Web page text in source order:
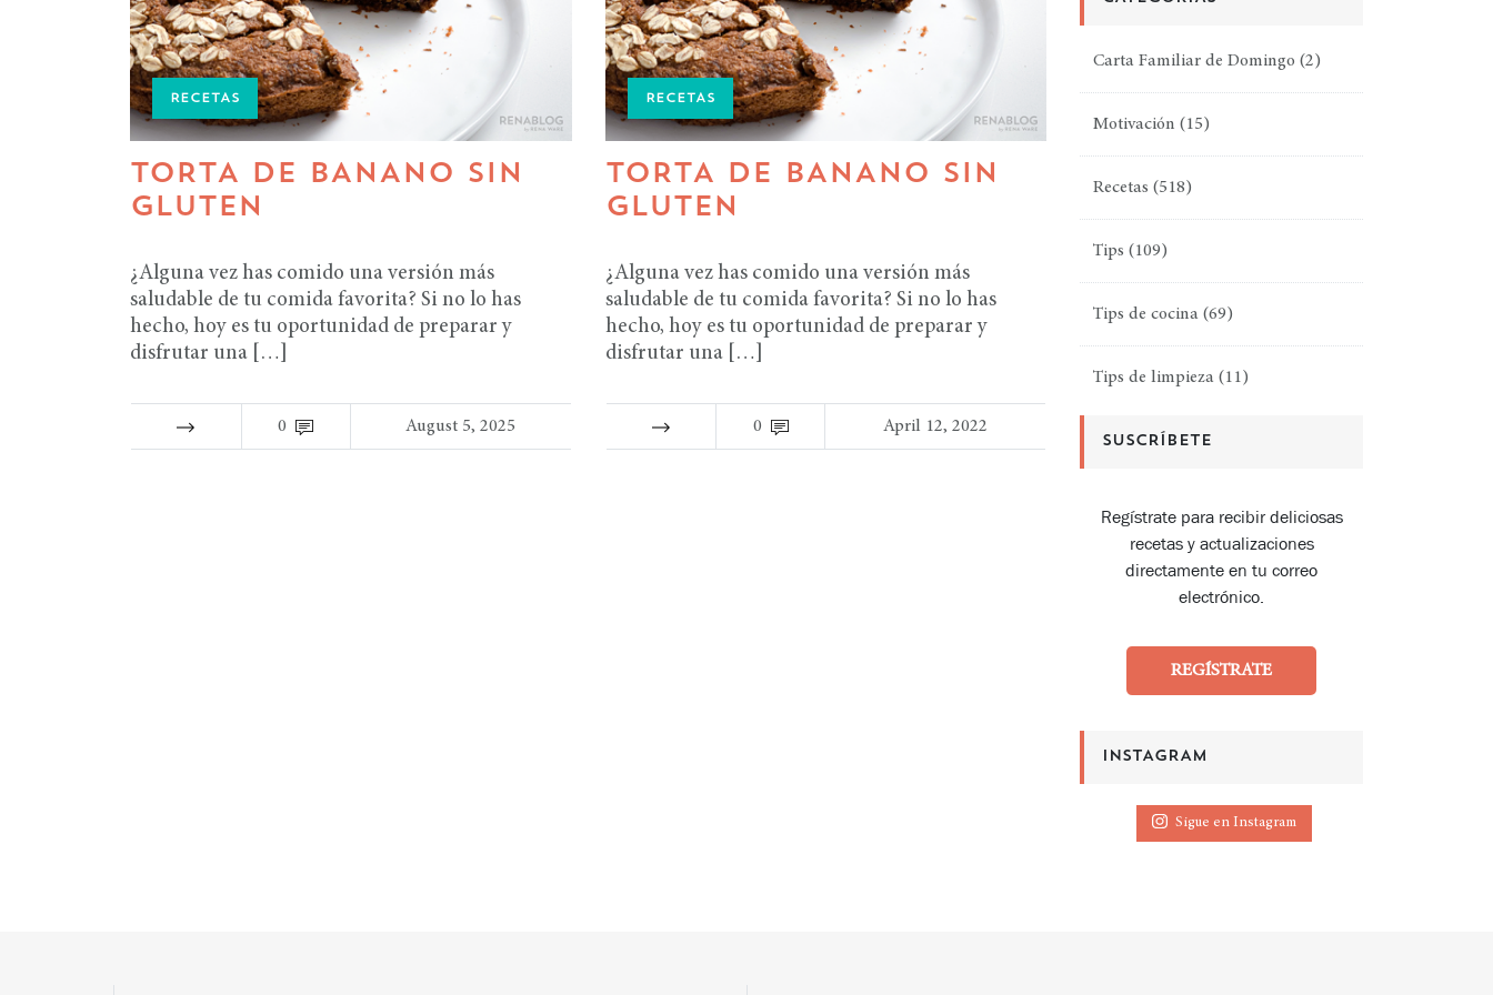
RECETAS
TORTA DE BANANO SIN
GLUTEN
¿Alguna vez has comido una versión más
saludable de tu comida favorita? Si no lo has
hecho, hoy es tu oportunidad de preparar y
disfrutar una […]
0 August 5, 2025
RECETAS
TORTA DE BANANO SIN
GLUTEN
¿Alguna vez has comido una versión más
saludable de tu comida favorita? Si no lo has
hecho, hoy es tu oportunidad de preparar y
disfrutar una […]
0 April 12, 2022
Carta Familiar de Domingo (2)
Motivación (15)
Recetas (518)
Tips (109)
Tips de cocina (69)
Tips de limpieza (11)
SUSCRÍBETE
Regístrate para recibir deliciosas
recetas y actualizaciones
directamente en tu correo
electrónico.
REGÍSTRATE
INSTAGRAM
Sigue en Instagram